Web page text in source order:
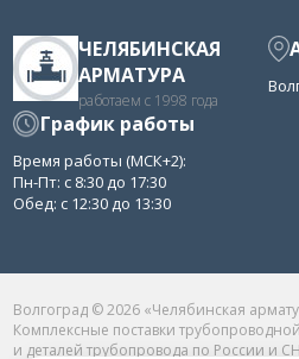
ЧЕЛЯБИНСКАЯ
АРМАТУРА
работаем с 1998 года
График работы
Время работы (МСК+2):
Пн-Пт: с 8:30 до 17:30
Обед: с 12:30 до 13:30
Волгоград © 2026 «Челябинская
Комплексные поставки
и деталей трубопровода по России и